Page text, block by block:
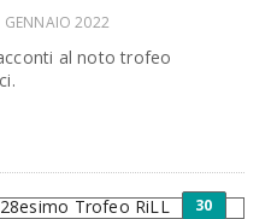
GENNAIO 2022
al noto trofeo
30